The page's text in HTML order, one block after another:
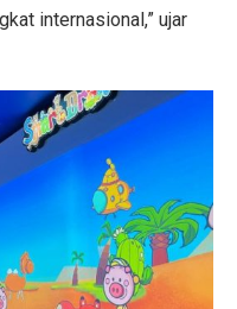
internasional,” ujar